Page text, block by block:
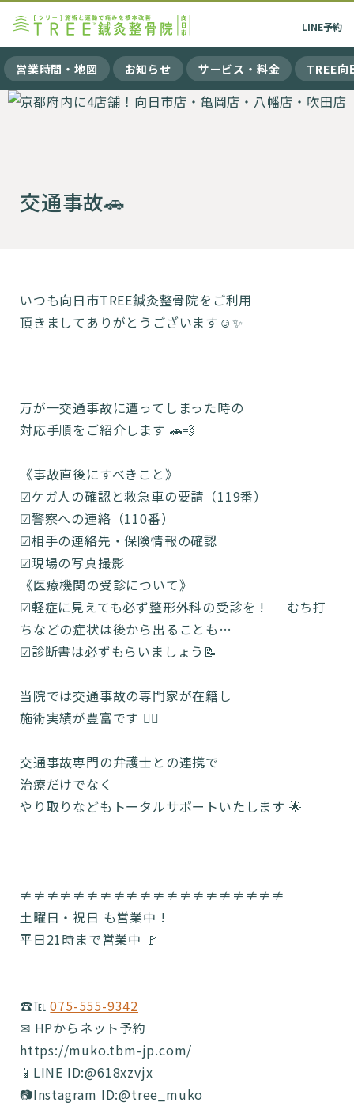
LINE予約
営業時間・地図 お知らせ サービス・料金 TREE向
交通事故🚗
いつも向日市TREE鍼灸整骨院をご利用
頂きましてありがとうございます☺️✨
万が一交通事故に遭ってしまった時の
対応手順をご紹介します 🚗💨
《事故直後にすべきこと》
☑︎ケガ人の確認と救急車の要請（119番）
☑︎警察への連絡（110番）
☑︎相手の連絡先・保険情報の確認
☑︎現場の写真撮影
《医療機関の受診について》
☑︎軽症に見えても必ず整形外科の受診を ! むち打
ちなどの症状は後から出ることも…
☑︎診断書は必ずもらいましょう📝
当院では交通事故の専門家が在籍し
施術実績が豊富です 🙂‍↕️
交通事故専門の弁護士との連携で
治療だけでなく
やり取りなどもトータルサポートいたします 🌟
≠≠≠≠≠≠≠≠≠≠≠≠≠≠≠≠≠≠≠≠
土曜日・祝日 も営業中 !
平日21時まで営業中 🚩
☎️℡075-555-9342
✉ HPからネット予約
https://muko.tbm-jp.com/
📱LINE ID:@618xzvjx
📷Instagram ID:@tree_muko